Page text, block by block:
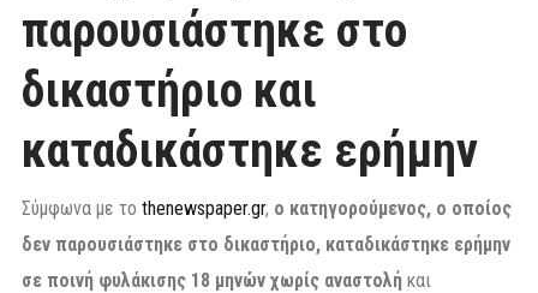
παρουσιάστηκε στο
δικαστήριο και
καταδικάστηκε ερήμην
Σύμφωνα με το thenewspaper.gr, ο κατηγορούμενος, ο οποίος
δεν παρουσιάστηκε στο δικαστήριο, καταδικάστηκε ερήμην
σε ποινή φυλάκισης 18 μηνών χωρίς αναστολή και